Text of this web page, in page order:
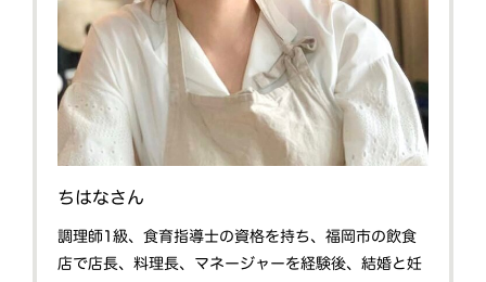
ちはなさん
調理師1級、食育指導士の資格を持ち、福岡市の飲食
店で店長、料理長、マネージャーを経験後、結婚と妊